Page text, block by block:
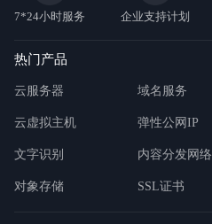
7*24小时服务 企业支持计划
热门产品
云服务器 域名服务
云虚拟主机 弹性公网IP
文字识别 内容分发网络
对象存储 SSL证书